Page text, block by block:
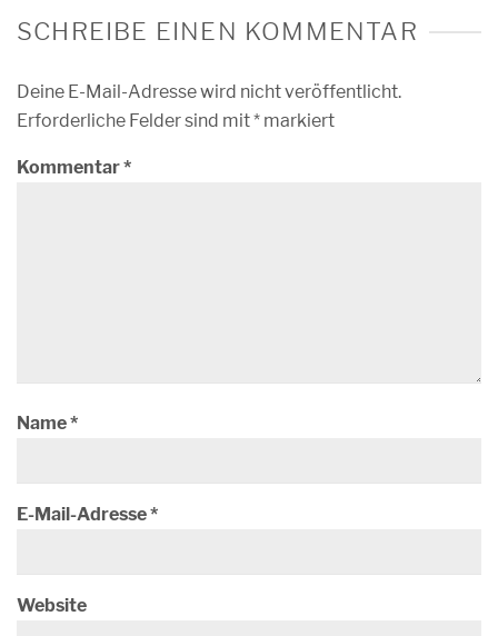
SCHREIBE EINEN KOMMENTAR
Deine E-Mail-Adresse wird nicht veröffentlicht.
Erforderliche Felder sind mit* markiert
Kommentar*
Name*
E-Mail-Adresse*
Website